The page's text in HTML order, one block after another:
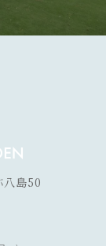
八島50